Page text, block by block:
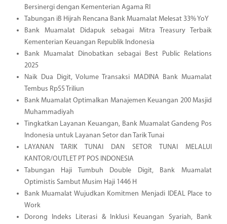
Bersinergi dengan Kementerian Agama RI
Tabungan iB Hijrah Rencana Bank Muamalat Melesat 33% YoY
Bank Muamalat Didapuk sebagai Mitra Treasury Terbaik
Kementerian Keuangan Republik Indonesia
Bank Muamalat Dinobatkan sebagai Best Public Relations
2025
Naik Dua Digit, Volume Transaksi MADINA Bank Muamalat
Tembus Rp55 Triliun
Bank Muamalat Optimalkan Manajemen Keuangan 200 Masjid
Muhammadiyah
Tingkatkan Layanan Keuangan, Bank Muamalat Gandeng Pos
Indonesia untuk Layanan Setor dan Tarik Tunai
LAYANAN TARIK TUNAI DAN SETOR TUNAI MELALUI
KANTOR/OUTLET PT POS INDONESIA
Tabungan Haji Tumbuh Double Digit, Bank Muamalat
Optimistis Sambut Musim Haji 1446 H
Bank Muamalat Wujudkan Komitmen Menjadi IDEAL Place to
Work
Dorong Indeks Literasi & Inklusi Keuangan Syariah, Bank